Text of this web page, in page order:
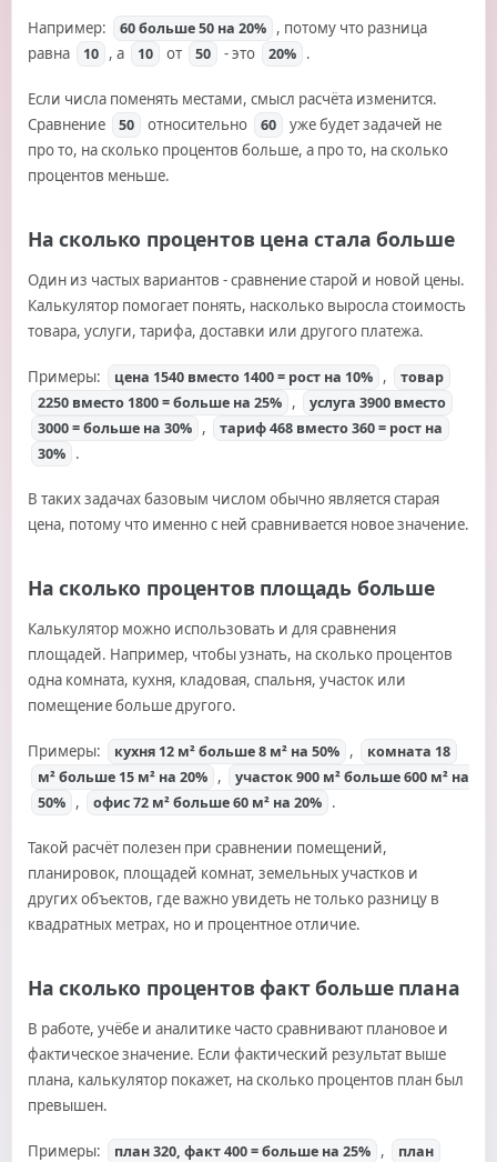
Например: 60 больше 50 на 20% , потому что разница
равна
10 , а 10 от 50 - это 20% .
Если числа поменять местами, смысл расчёта изменится.
Сравнение
50 относительно 60
уже будет задачей не
про то, на сколько процентов больше, а про то, на сколько
процентов меньше.
На сколько процентов цена стала больше
Один из частых вариантов - сравнение старой и новой цены.
Калькулятор помогает понять, насколько выросла стоимость
товара, услуги, тарифа, доставки или другого платежа.
Примеры: цена 1540 вместо 1400 = рост на 10% ,
товар
2250 вместо 1800 = больше на 25% ,
услуга 3900 вместо
3000 = больше на 30% ,
тариф 468 вместо 360 = рост на
30% .
В таких задачах базовым числом обычно является старая
цена, потому что именно с ней сравнивается новое значение.
На сколько процентов площадь больше
Калькулятор можно использовать и для сравнения
площадей. Например, чтобы узнать, на сколько процентов
одна комната, кухня, кладовая, спальня, участок или
помещение больше другого.
Примеры: кухня 12 м² больше 8 м² на 50% ,
комната 18
м² больше 15 м² на 20% ,
участок 900 м² больше 600 м² на
50% , офис 72 м² больше 60 м² на 20% .
Такой расчёт полезен при сравнении помещений,
планировок, площадей комнат, земельных участков и
других объектов, где важно увидеть не только разницу в
квадратных метрах, но и процентное отличие.
На сколько процентов факт больше плана
В работе, учёбе и аналитике часто сравнивают плановое и
фактическое значение. Если фактический результат выше
плана, калькулятор покажет, на сколько процентов план был
превышен.
Примеры: план 320, факт 400 = больше на 25% ,
план